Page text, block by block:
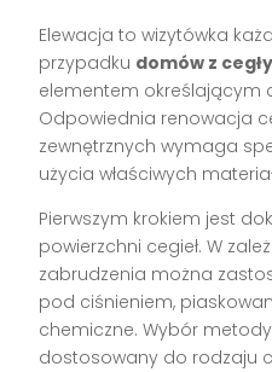
Elewacja to wizytówka
przypadku domów z cegły
elementem określającym
Odpowiednia renowacja
zewnętrznych wymaga
użycia właściwych
Pierwszym krokiem jest
powierzchni cegieł. W
zabrudzenia można
pod ciśnieniem,
chemiczne. Wybór
dostosowany do rodzaju